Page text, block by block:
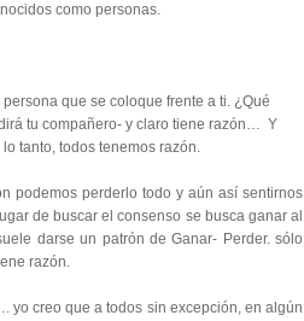
como personas.
que se coloque frente a ti. ¿Qué
tu compañero- y claro tiene razón… Y
tanto, todos tenemos razón.
perderlo todo y aún así sentirnos
de buscar el consenso se busca ganar al
darse un patrón de Ganar- Perder. sólo
razón.
yo creo que a todos sin excepción, en algún